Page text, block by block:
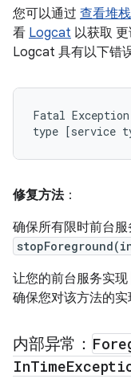
您可以通过 查看堆
看 Logcat 以获取
Logcat 具有以下错
Fatal
修复方法：
确保所有限时前台
让您的前台服务实现
确保您对该方法的
内部异常：
InTime